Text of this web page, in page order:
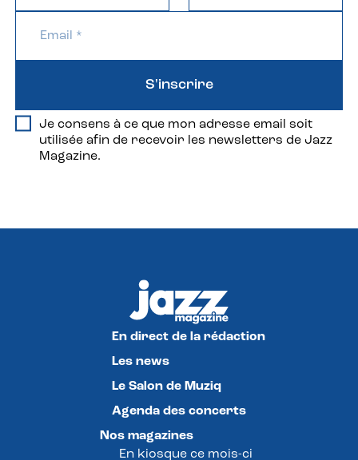
Je consens à ce que mon adresse email soit
utilisée afin de recevoir les newsletters de Jazz
Magazine.
S'inscrire
En direct de la rédaction
Les news
Le Salon de Muziq
Agenda des concerts
Nos magazines
En kiosque ce mois-ci